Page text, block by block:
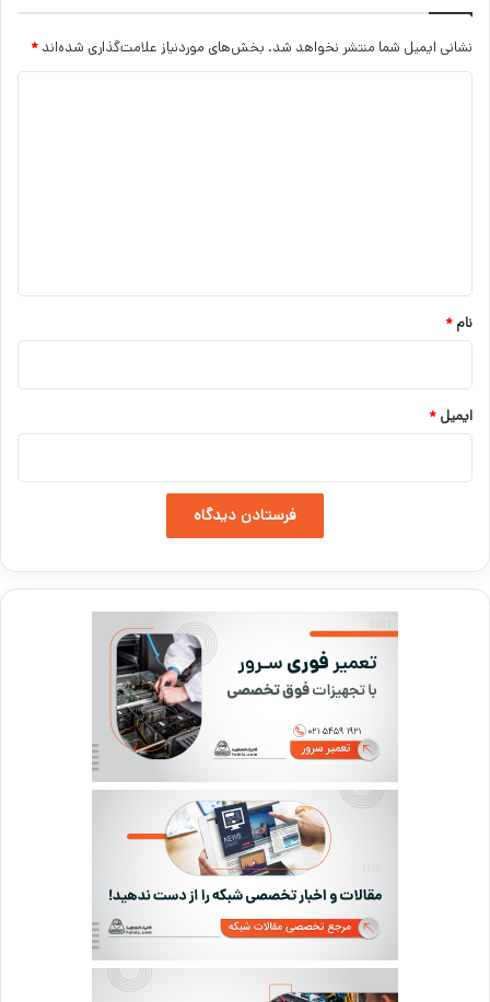
نشانی ایمیل شما منتشر نخواهد شد. بخش‌های موردنیاز علامت‌گذاری شده‌اند *
نام *
ایمیل *